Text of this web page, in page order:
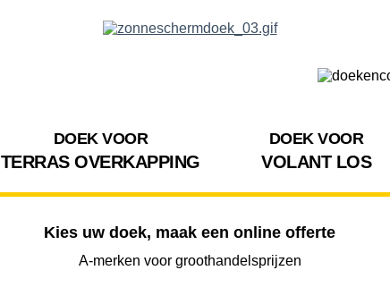
DOEK VOOR
TERRAS OVERKAPPING
DOEK VOOR
VOLANT LOS
Kies uw doek, maak een online offerte
A-merken voor groothandelsprijzen